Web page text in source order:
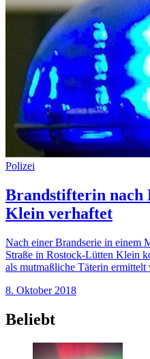
Polizei
Brandstifterin nach
Klein verhaftet
Nach einer Brandserie in einem
Straße in Rostock-Lütten Klein
als mutmaßliche Täterin ermittelt
8. Oktober 2018
Beliebt